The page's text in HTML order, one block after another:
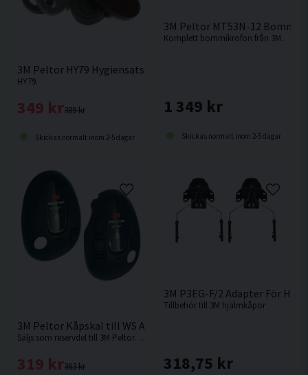
3M Peltor HY79 Hygiensats
HY79.
389 kr
349 kr
Skickas normalt inom 2-5 dagar
3M Peltor MT53N-12
Komplett bommikrofon från 3M.
1 349 kr
Skickas normalt inom 2-5 dagar
3M Peltor Kåpskal till WS Alert XPI Svart inkl. clips
Säljs som reservdel till 3M Peltor kåpor.
363 kr
319 kr
3M P3EG-F/2 Adapter För
Tillbehör till 3M hjälmkåpor
318,75 kr